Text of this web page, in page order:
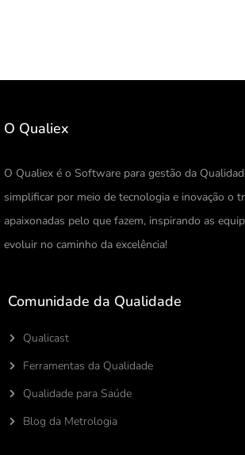
O Qualiex
O Qualiex é o Software para gestão da
simplificar por meio de tecnologia e inovação o
apaixonadas pelo que fazem, inspirando as
evoluir no caminho da excelência!
Comunidade da Qualidade
Qualicast
Ferramentas da Qualidade
Qualidade para Saúde
Blog da Metrologia